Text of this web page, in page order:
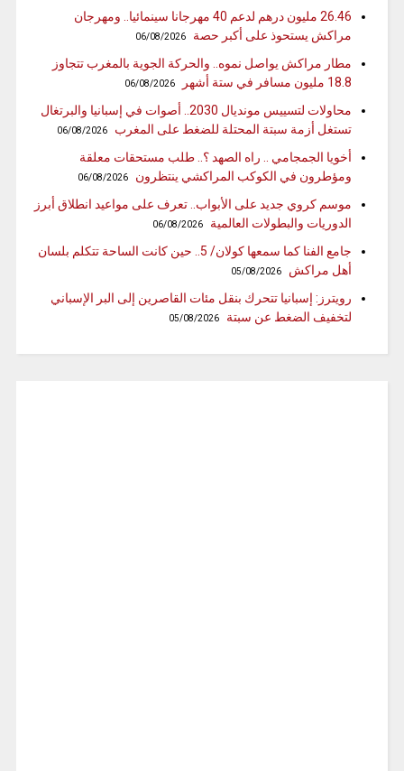
26.46 مليون درهم لدعم 40 مهرجانا سينمائيا.. ومهرجان
مراكش يستحوذ على أكبر حصة
06/08/2026
مطار مراكش يواصل نموه.. والحركة الجوية بالمغرب تتجاوز
18.8 مليون مسافر في ستة أشهر
06/08/2026
محاولات لتسييس مونديال 2030.. أصوات في إسبانيا والبرتغال
تستغل أزمة سبتة المحتلة للضغط على المغرب
06/08/2026
أخويا الجمجامي .. راه الصهد ؟.. طلب مستحقات معلقة
ومؤطرون في الكوكب المراكشي ينتظرون
06/08/2026
موسم كروي جديد على الأبواب.. تعرف على مواعيد انطلاق أبرز
الدوريات والبطولات العالمية
06/08/2026
جامع الفنا كما سمعها كولان/ 5.. حين كانت الساحة تتكلم بلسان
أهل مراكش
05/08/2026
رويترز: إسبانيا تتحرك بنقل مئات القاصرين إلى البر الإسباني
لتخفيف الضغط عن سبتة
05/08/2026